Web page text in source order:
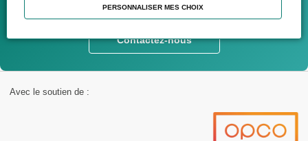
Contactez-nous
Avec le soutien de :
PERSONNALISER MES CHOIX